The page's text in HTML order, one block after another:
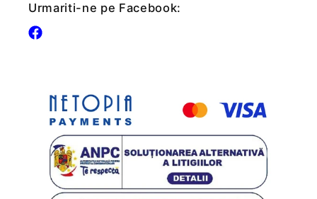
Urmariti-ne pe Facebook:
Facebook